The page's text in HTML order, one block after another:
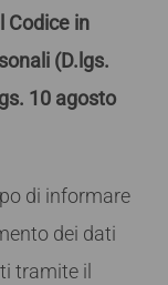
Codice in
(D.lgs.
10 agosto
di informare
dei dati
tramite il